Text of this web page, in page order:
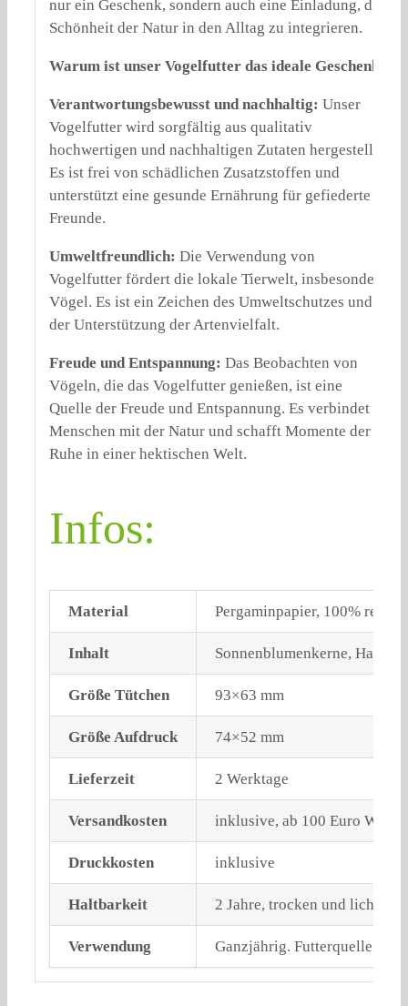
nur ein Geschenk, sondern auch eine Einladung, die
Schönheit der Natur in den Alltag zu integrieren.
Warum ist unser Vogelfutter das ideale Geschenk?
Verantwortungsbewusst und nachhaltig: Unser
Vogelfutter wird sorgfältig aus qualitativ
hochwertigen und nachhaltigen Zutaten hergestellt.
Es ist frei von schädlichen Zusatzstoffen und
unterstützt eine gesunde Ernährung für gefiederte
Freunde.
Umweltfreundlich: Die Verwendung von
Vogelfutter fördert die lokale Tierwelt, insbesondere
Vögel. Es ist ein Zeichen des Umweltschutzes und
der Unterstützung der Artenvielfalt.
Freude und Entspannung: Das Beobachten von
Vögeln, die das Vogelfutter genießen, ist eine
Quelle der Freude und Entspannung. Es verbindet
Menschen mit der Natur und schafft Momente der
Ruhe in einer hektischen Welt.
Infos:
Material Pergaminpapier, 100%
Inhalt Sonnenblumenkerne, Hafer,
Größe Tütchen 93×63 mm
Größe Aufdruck 74×52 mm
Lieferzeit 2 Werktage
Versandkosten inklusive, ab 100 Euro
Druckkosten inklusive
Haltbarkeit 2 Jahre, trocken und
Verwendung Ganzjährig. Futterquelle im